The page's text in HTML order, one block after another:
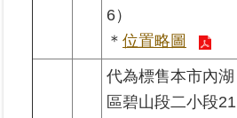
6）
＊ 位置略圖
代為標售本市內湖
區碧山段二小段21